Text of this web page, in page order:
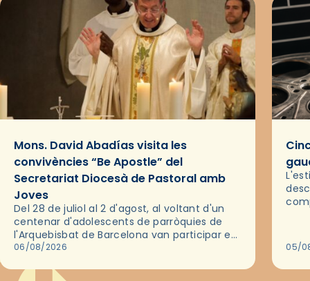
Mons. David Abadías visita les
convivències “Be Apostle” del
Secretariat Diocesà de Pastoral amb
Joves
Del 28 de juliol al 2 d'agost, al voltant d'un
centenar d'adolescents de parròquies de
l'Arquebisbat de Barcelona van participar en
les convivències Be Apostle, organitzades
06/08/2026 05/